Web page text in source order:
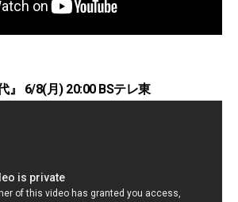
』 6/8(月) 20:00 BSテレ東